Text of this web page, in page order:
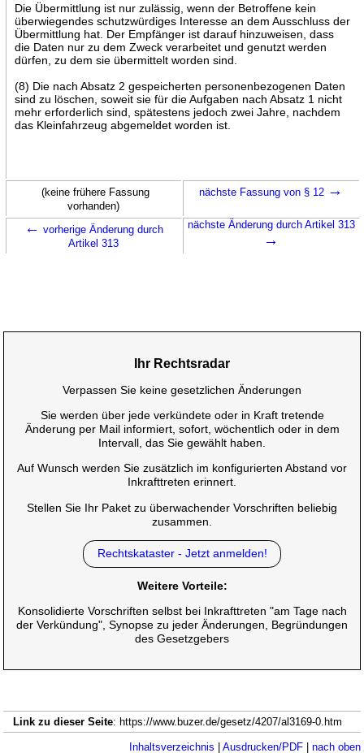
Die Übermittlung ist nur zulässig, wenn der Betroffene kein
überwiegendes schutzwürdiges Interesse an dem Ausschluss der
Übermittlung hat. Der Empfänger ist darauf hinzuweisen, dass
die Daten nur zu dem Zweck verarbeitet und genutzt werden
dürfen, zu dem sie übermittelt worden sind.
(8) Die nach Absatz 2 gespeicherten personenbezogenen Daten
sind zu löschen, soweit sie für die Aufgaben nach Absatz 1 nicht
mehr erforderlich sind, spätestens jedoch zwei Jahre, nachdem
das Kleinfahrzeug abgemeldet worden ist.
(keine frühere Fassung
vorhanden)
nächste Fassung von § 12 →
← vorherige Änderung durch
Artikel 313
nächste Änderung durch Artikel 313
→
Ihr Rechtsradar
Verpassen Sie keine gesetzlichen Änderungen
Sie werden über jede verkündete oder in Kraft tretende
Änderung per Mail informiert, sofort, wöchentlich oder in dem
Intervall, das Sie gewählt haben.
Auf Wunsch werden Sie zusätzlich im konfigurierten Abstand vor
Inkrafttreten erinnert.
Stellen Sie Ihr Paket zu überwachender Vorschriften beliebig
zusammen.
Rechtskataster - Jetzt anmelden!
Weitere Vorteile:
Konsolidierte Vorschriften selbst bei Inkrafttreten "am Tage nach
der Verkündung", Synopse zu jeder Änderungen, Begründungen
des Gesetzgebers
Link zu dieser Seite: https://www.buzer.de/gesetz/4207/al3169-0.htm
Inhaltsverzeichnis Ausdrucken/PDF| nach oben